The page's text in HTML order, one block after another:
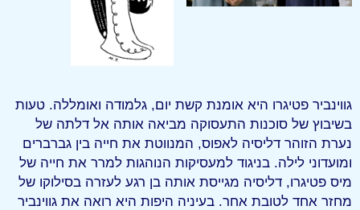
גווינביר פטיגרו היא אומנת קשת יום, גלמודה ואומללה. טעות
בשיבוץ של סוכנות התעסוקה מביאה אותה אל דלתה של
נערת הזוהר דליסיה לאפוס, המנווטת את חייה בין גברברים
ומועדוני לילה. בניגוד למעסיקות הנוהגות למרר את חייה של
מיס פטיגרו, דליסיה מגייסת אותה בן רגע לעזרה בסילוקו של
מחזר אחד לטובת אחר. בעיניה היפות היא רואה את גווינביר